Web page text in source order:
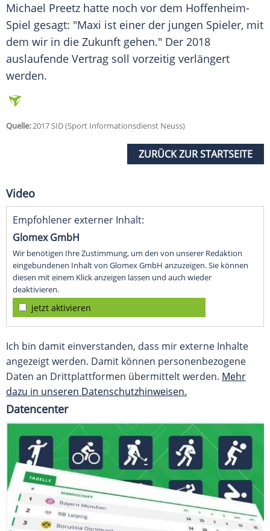
Michael Preetz hatte noch vor dem Hoffenheim-
Spiel gesagt: "Maxi ist einer der jungen Spieler, mit
dem wir in die Zukunft gehen." Der 2018
auslaufende Vertrag soll vorzeitig verlängert
werden.
Quelle:2017 SID (Sport Informationsdienst Neuss)
ZURÜCK ZUR STARTSEITE
Video
Empfohlener externer Inhalt:
Glomex GmbH
Wir benötigen Ihre Zustimmung, um den von unserer Redaktion
eingebundenen Inhalt von Glomex GmbH anzuzeigen. Sie können
diesen mit einem Klick anzeigen lassen und auch wieder
deaktivieren.
jetzt aktivieren
Ich bin damit einverstanden, dass mir externe Inhalte
angezeigt werden. Damit können personenbezogene
Daten an Drittplattformen übermittelt werden. Mehr
dazu in unseren Datenschutzhinweisen.
Datencenter